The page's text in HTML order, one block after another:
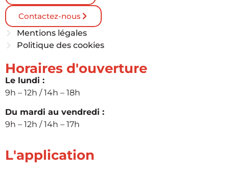
Contactez-nous
Mentions légales
Politique des cookies
Horaires d'ouverture
Le lundi :
9h – 12h / 14h – 18h
Du mardi au vendredi :
9h – 12h / 14h – 17h
L'application